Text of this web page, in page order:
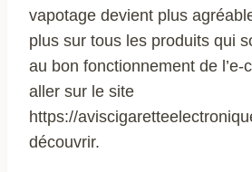
vapotage devient plus
plus sur tous les produits qui
au bon fonctionnement de l’e-
aller sur le site
https://
découvrir.